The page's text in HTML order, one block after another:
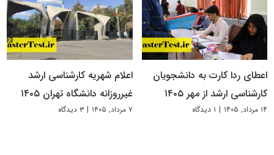
اعطای ردا کارت به دانشجویان
کارشناسی ارشد از مهر ۱۴۰۵
۱۴ مرداد, ۱۴۰۵ | ۱ دیدگاه
اعلام شهریه کارشناسی ارشد
غیرروزانه دانشگاه تهران ۱۴۰۵
۷ مرداد, ۱۴۰۵ | ۳ دیدگاه